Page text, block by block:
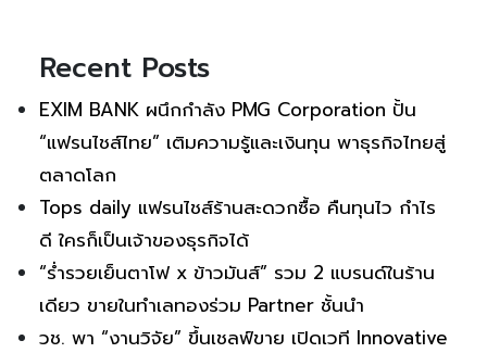
Recent Posts
EXIM BANK ผนึกกำลัง PMG Corporation ปั้น
“แฟรนไชส์ไทย” เติมความรู้และเงินทุน พาธุรกิจไทยสู่
ตลาดโลก
Tops daily แฟรนไชส์ร้านสะดวกซื้อ คืนทุนไว กำไร
ดี ใครก็เป็นเจ้าของธุรกิจได้
“ร่ำรวยเย็นตาโฟ x ข้าวมันส์” รวม 2 แบรนด์ในร้าน
เดียว ขายในทำเลทองร่วม Partner ชั้นนำ
วช. พา “งานวิจัย” ขึ้นเชลฟ์ขาย เปิดเวที Innovative